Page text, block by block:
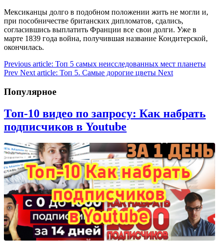
Мексиканцы долго в подобном положении жить не могли и,
при пособничестве британских дипломатов, сдались,
согласившись выплатить Франции все свои долги. Уже в
марте 1839 года война, получившая название Кондитерской,
окончилась.
Previous article: Топ 5 самых неисследованных мест планеты
Prev Next article: Топ 5. Самые дорогие цветы Next
Популярное
Топ-10 видео по запросу: Как набрать
подписчиков в Youtube